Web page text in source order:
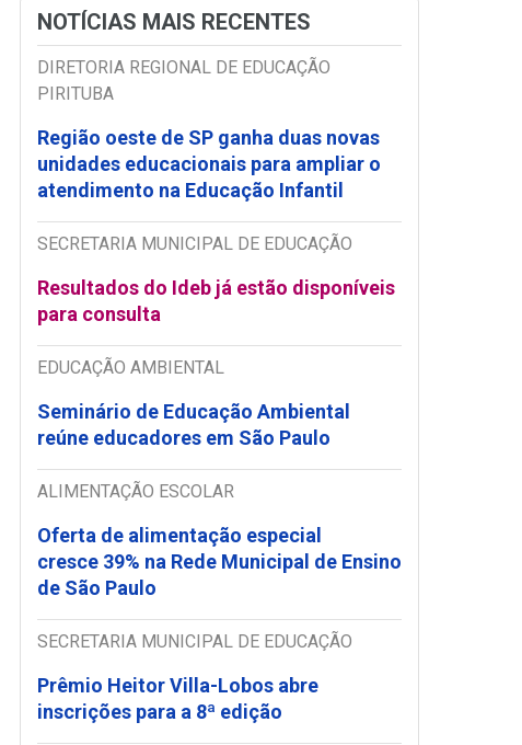
NOTÍCIAS MAIS RECENTES
DIRETORIA REGIONAL DE EDUCAÇÃO
PIRITUBA
Região oeste de SP ganha duas novas
unidades educacionais para ampliar o
atendimento na Educação Infantil
SECRETARIA MUNICIPAL DE EDUCAÇÃO
Resultados do Ideb já estão disponíveis
para consulta
EDUCAÇÃO AMBIENTAL
Seminário de Educação Ambiental
reúne educadores em São Paulo
ALIMENTAÇÃO ESCOLAR
Oferta de alimentação especial
cresce 39% na Rede Municipal de Ensino
de São Paulo
SECRETARIA MUNICIPAL DE EDUCAÇÃO
Prêmio Heitor Villa-Lobos abre
inscrições para a 8ª edição